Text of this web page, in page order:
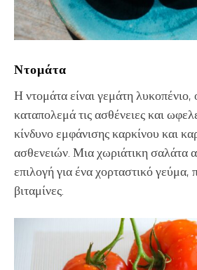
Ντομάτα
Η ντομάτα είναι γεμάτη λυκοπένιο,
καταπολεμά τις ασθένειες και
κίνδυνο εμφάνισης καρκίνου και
ασθενειών. Μια χωριάτικη σαλάτα
επιλογή για ένα χορταστικό γεύμα,
βιταμίνες.